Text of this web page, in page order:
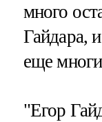
много
Гайдара,
еще
"Егор